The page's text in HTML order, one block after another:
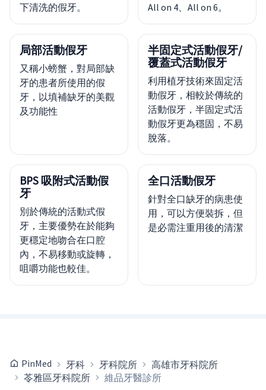
下清洗的假牙。
All on 4、All on 6。
局部活動假牙
又稱小螃蟹，對局部缺
牙的患者所使用的假
牙，以填補缺牙的美觀
及功能性
半固定式活動假牙/
覆蓋式活動假牙
利用植牙技術來固定活
動假牙，相較於傳統的
活動假牙，半固定式活
動假牙更為穩固，不易
脫落。
BPS 吸附式活動假
牙
別於傳統的活動式假
牙，主要優勢在於能夠
更穩定地吻合在口腔
內，不易移動或旋轉，
咀嚼功能也較佳。
全口活動假牙
針對全口缺牙的病患使
用，可以方便裝拆，但
是必需注重用後的清潔
PinMed 牙科 牙科院所
高雄市牙科院所
苓雅區牙科院所
維品牙醫診所